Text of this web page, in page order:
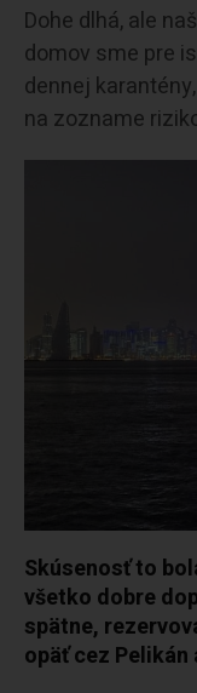
Dohe dlhá, ale
domov sme pre
dennej
na zozname
Skúsenosť to
všetko dobre
spätne,
opäť cez